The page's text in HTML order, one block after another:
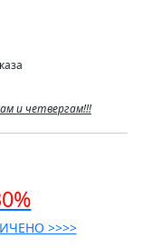
и четвергам!!!
>>>>